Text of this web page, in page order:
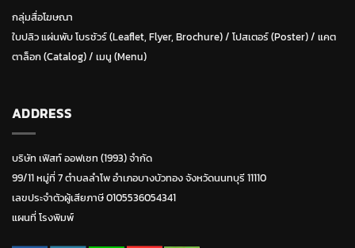
กลุ่มสื่อโฆษณา
ใบปลิว แผ่นพับ โบรชัวร์ (Leaflet, Flyer, Brochure)/ โปสเตอร์ (Poster) / แคต
ตาล็อก (Catalog)/ เมนู (Menu)
ADDRESS
บริษัท เฟิสท์ ออฟเซท (1993) จำกัด
99/11 หมู่ที่ 7 ตำบลลำโพ อำเภอบางบัวทอง จังหวัดนนทบุรี 11110
เลขประจำตัวผู้เสียภาษี 0105536054341
แผนที่ โรงพิมพ์